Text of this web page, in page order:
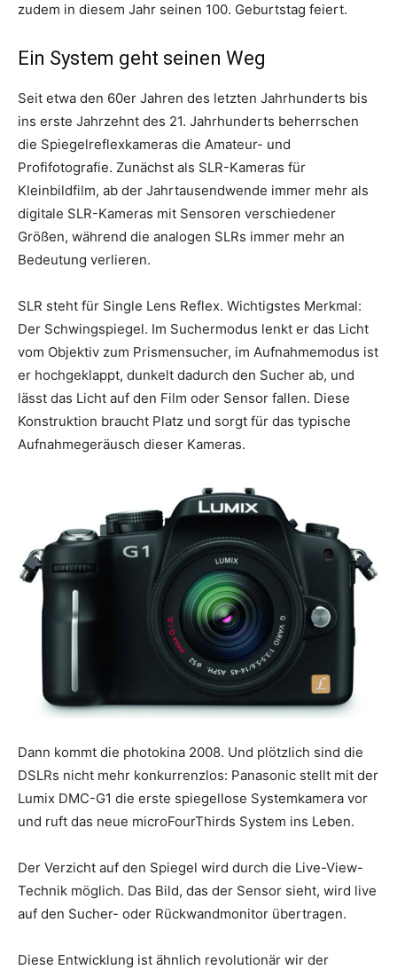
zudem in diesem Jahr seinen 100. Geburtstag feiert.
Ein System geht seinen Weg
Seit etwa den 60er Jahren des letzten Jahrhunderts bis
ins erste Jahrzehnt des 21. Jahrhunderts beherrschen
die Spiegelreflexkameras die Amateur- und
Profifotografie. Zunächst als SLR-Kameras für
Kleinbildfilm, ab der Jahrtausendwende immer mehr als
digitale SLR-Kameras mit Sensoren verschiedener
Größen, während die analogen SLRs immer mehr an
Bedeutung verlieren.
SLR steht für Single Lens Reflex. Wichtigstes Merkmal:
Der Schwingspiegel. Im Suchermodus lenkt er das Licht
vom Objektiv zum Prismensucher, im Aufnahmemodus ist
er hochgeklappt, dunkelt dadurch den Sucher ab, und
lässt das Licht auf den Film oder Sensor fallen. Diese
Konstruktion braucht Platz und sorgt für das typische
Aufnahmegeräusch dieser Kameras.
Dann kommt die photokina 2008. Und plötzlich sind die
DSLRs nicht mehr konkurrenzlos: Panasonic stellt mit der
Lumix DMC-G1 die erste spiegellose Systemkamera vor
und ruft das neue microFourThirds System ins Leben.
Der Verzicht auf den Spiegel wird durch die Live-View-
Technik möglich. Das Bild, das der Sensor sieht, wird live
auf den Sucher- oder Rückwandmonitor übertragen.
Diese Entwicklung ist ähnlich revolutionär wir der